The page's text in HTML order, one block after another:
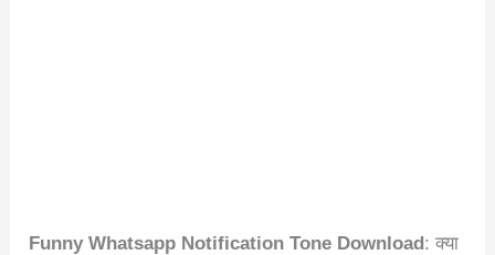
Funny Whatsapp Notification Tone Download: क्या